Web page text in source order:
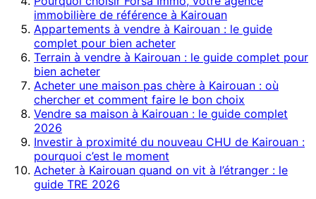
immobilière de référence à Kairouan
Appartements à vendre à Kairouan : le guide
complet pour bien acheter
Terrain à vendre à Kairouan : le guide complet pour
bien acheter
Acheter une maison pas chère à Kairouan : où
chercher et comment faire le bon choix
Vendre sa maison à Kairouan : le guide complet
2026
Investir à proximité du nouveau CHU de Kairouan :
pourquoi c’est le moment
Acheter à Kairouan quand on vit à l’étranger : le
guide TRE 2026